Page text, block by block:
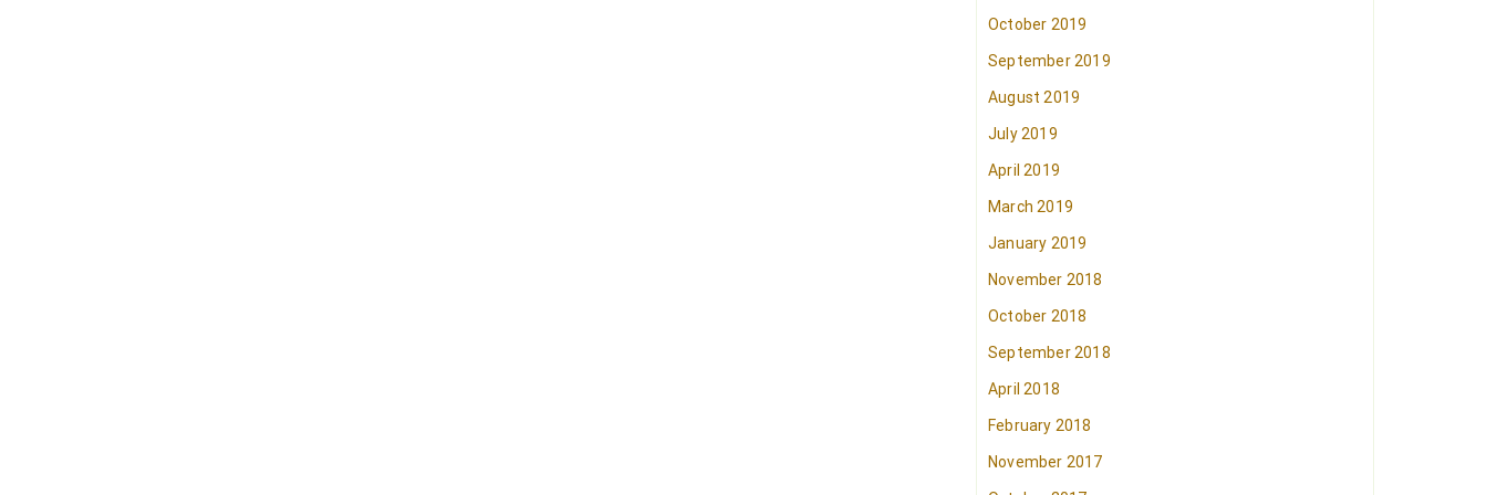
October 2019
September 2019
August 2019
July 2019
April 2019
March 2019
January 2019
November 2018
October 2018
September 2018
April 2018
February 2018
November 2017